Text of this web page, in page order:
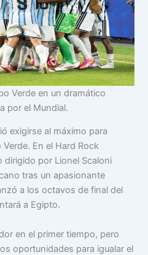
Verde en un dramático
por el Mundial.
exigirse al máximo para
En el Hard Rock
dirigido por Lionel Scaloni
tras un apasionante
a los octavos de final del
a Egipto.
en el primer tiempo, pero
oportunidades para igualar el